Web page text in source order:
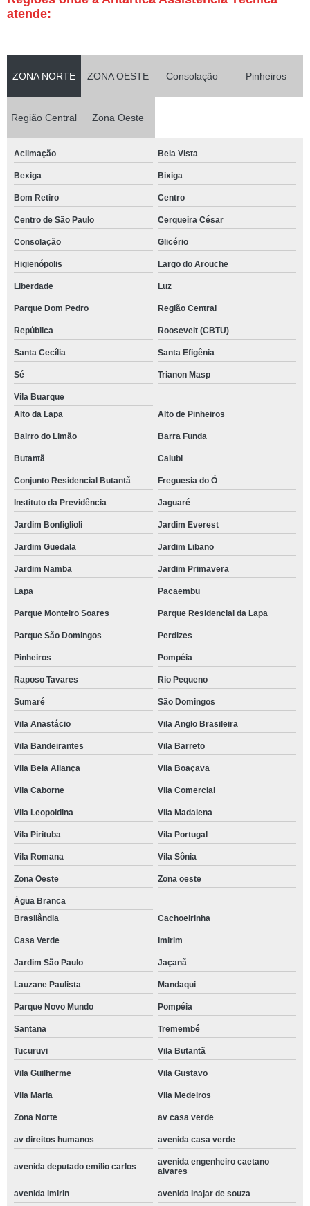
atende:
ZONA NORTE ZONA OESTE Consolação Pinheiros
Região Central Zona Oeste
Aclimação Bela Vista
Bexiga Bixiga
Bom Retiro Centro
Centro de São Paulo Cerqueira César
Consolação Glicério
Higienópolis Largo do Arouche
Liberdade Luz
Parque Dom Pedro Região Central
República Roosevelt (CBTU)
Santa Cecília Santa Efigênia
Sé Trianon Masp
Vila Buarque
Alto da Lapa
Alto de Pinheiros
Bairro do Limão Barra Funda
Butantã Caiubi
Conjunto Residencial Butantã Freguesia do Ó
Instituto da Previdência Jaguaré
Jardim Bonfiglioli Jardim Everest
Jardim Guedala Jardim Libano
Jardim Namba Jardim Primavera
Lapa Pacaembu
Parque Monteiro Soares Parque Residencial da Lapa
Parque São Domingos Perdizes
Pinheiros Pompéia
Raposo Tavares Rio Pequeno
Sumaré São Domingos
Vila Anastácio Vila Anglo Brasileira
Vila Bandeirantes Vila Barreto
Vila Bela Aliança Vila Boaçava
Vila Caborne Vila Comercial
Vila Leopoldina Vila Madalena
Vila Pirituba Vila Portugal
Vila Romana Vila Sônia
Zona Oeste Zona oeste
Água Branca
Brasilândia
Cachoeirinha
Casa Verde Imirim
Jardim São Paulo Jaçanã
Lauzane Paulista Mandaqui
Parque Novo Mundo Pompéia
Santana Tremembé
Tucuruvi Vila Butantã
Vila Guilherme Vila Gustavo
Vila Maria Vila Medeiros
Zona Norte av casa verde
av direitos humanos avenida casa verde
avenida deputado emilio carlos
avenida engenheiro caetano
alvares
avenida imirin avenida inajar de souza